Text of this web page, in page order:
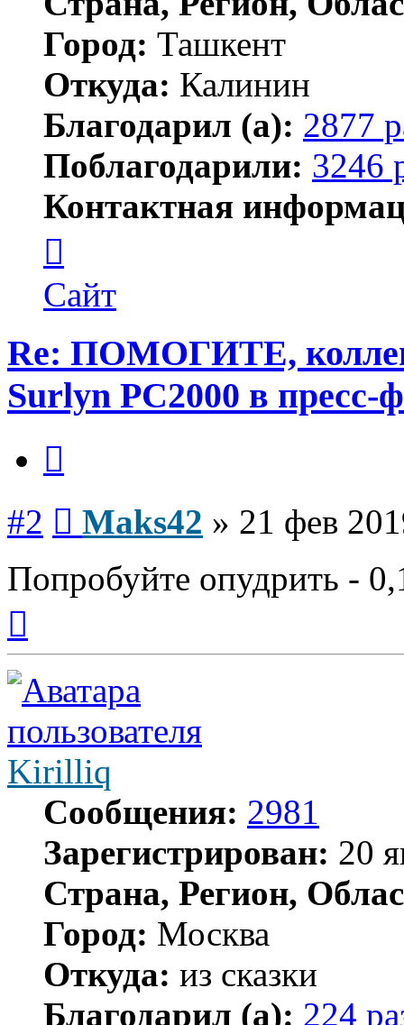
Город: Ташкент
Откуда: Калинин
Благодарил (а): 2877
Поблагодарили: 3246
Контактная
пользователя
Maks42
Сайт
Re: ПОМОГИТЕ,
Surlyn PC2000 в пресс-
#2 Maks42 » 21 фев
Попробуйте опудрить -
началу
Kirilliq
Сообщения: 2981
Зарегистрирован: 20
Страна, Регион,
Город: Москва
Откуда: из сказки
Благодарил (а): 224